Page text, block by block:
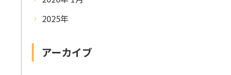
2025年
アーカイブ